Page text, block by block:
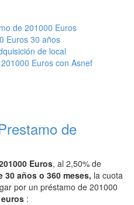
de 201000 Euros
Euros 30 años
de local
Euros con Asnef
de
Euros, al 2,50% de
años o 360 meses, la cuota
por un préstamo de 201000
: